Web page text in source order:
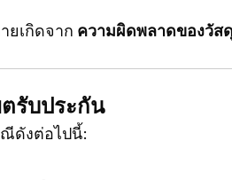
ยเกิดจาก ความผิดพลาดของวัส
รับประกัน
ดังต่อไปนี้: